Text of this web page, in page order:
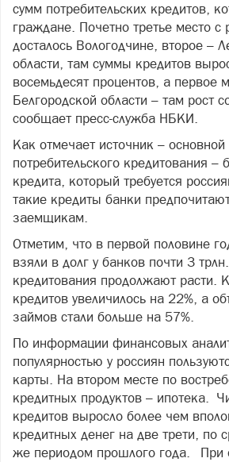
сумм потребительских кредитов,
граждане. Почетно третье место с
досталось Вологодчине, второе –
области, там суммы кредитов
восемьдесят процентов, а первое
Белгородской области – там рост
сообщает пресс-служба НБКИ.
Как отмечает источник –
потребительского кредитования –
кредита, который требуется
такие кредиты банки
заемщикам.
Отметим, что в первой половине
взяли в долг у банков почти 3
кредитования продолжают расти.
кредитов увеличилось на 22%, а
займов стали больше на 57%.
По информации финансовых
популярностью у россиян
карты. На втором месте по
кредитных продуктов – ипотека.
кредитов выросло более чем
кредитных денег на две трети, по
же периодом прошлого года. При